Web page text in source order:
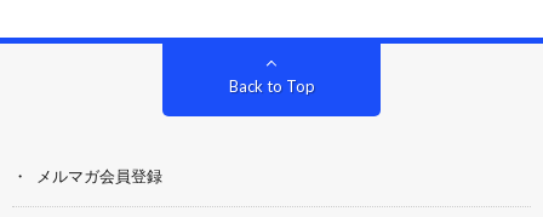
Back to Top
メルマガ会員登録